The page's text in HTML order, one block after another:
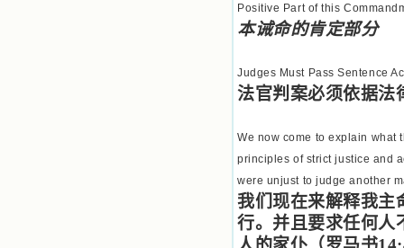
Positive Part of this
本诫命的肯定部分
Judges Must Pass Sentence
法官判案必须依据法
We now come to explain what
principles of strict justice and
were unjust to judge another
我们现在来解释我主
行。并且要求任何人